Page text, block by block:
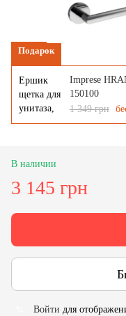
Подарок
Imprese
150100
1 349 грн
В наличии
3 145 грн
Войти для